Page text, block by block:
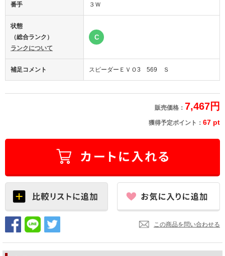
番手 ３Ｗ
状態
（総合ランク）
ランクについて
C
補足コメント スピーダーＥＶＯ3 569 Ｓ
販売価格： 7,467円
獲得予定ポイント： 67 pt
この商品を問い合わせる